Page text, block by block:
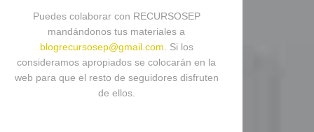
Puedes colaborar con RECURSOSEP
mandándonos tus materiales a
blogrecursosep@gmail.com . Si los
consideramos apropiados se colocarán en la
web para que el resto de seguidores disfruten
de ellos.